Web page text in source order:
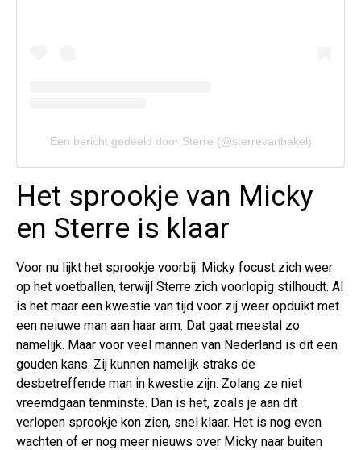
Een bericht gedeeld door Sterre (@sterrevanbakel)
Het sprookje van Micky
en Sterre is klaar
Voor nu lijkt het sprookje voorbij. Micky focust zich weer
op het voetballen, terwijl Sterre zich voorlopig stilhoudt. Al
is het maar een kwestie van tijd voor zij weer opduikt met
een neiuwe man aan haar arm. Dat gaat meestal zo
namelijk. Maar voor veel mannen van Nederland is dit een
gouden kans. Zij kunnen namelijk straks de
desbetreffende man in kwestie zijn. Zolang ze niet
vreemdgaan tenminste. Dan is het, zoals je aan dit
verlopen sprookje kon zien, snel klaar. Het is nog even
wachten of er nog meer nieuws over Micky naar buiten